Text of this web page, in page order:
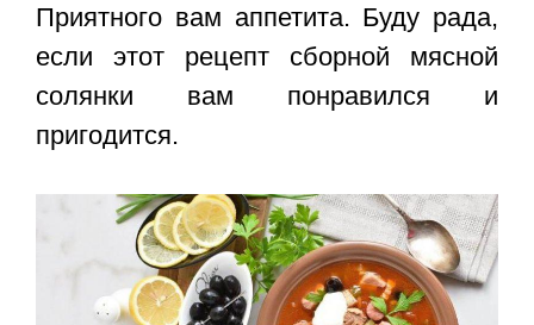
Приятного вам аппетита. Буду рада,
если этот рецепт сборной мясной
солянки вам понравился и
пригодится.